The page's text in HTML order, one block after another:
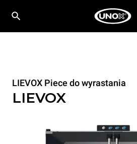
LIEVOX Piece do wyrastania
LIEVOX